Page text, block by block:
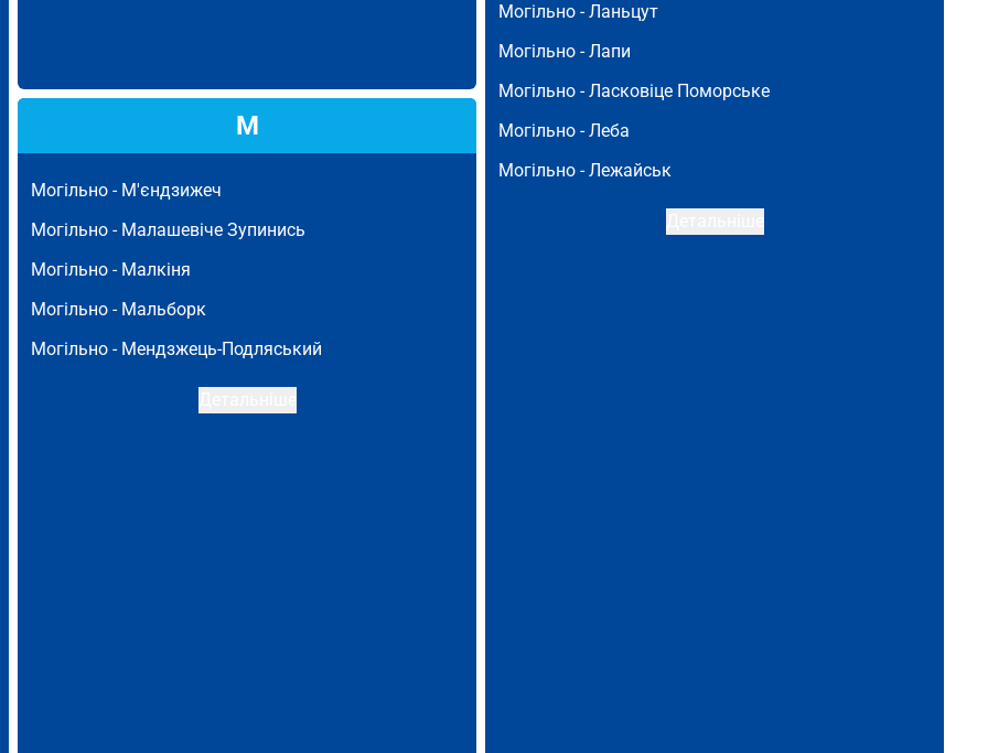
Могільно -Ланьцут
Могільно -Лапи
Могільно -Ласковіце Поморське
Могільно -Леба
Могільно -Лежайськ
М
Могільно - М'єндзижеч
Могільно - Малашевіче Зупинись
Могільно - Малкіня
Могільно - Мальборк
Могільно - Мендзжець-Подляський